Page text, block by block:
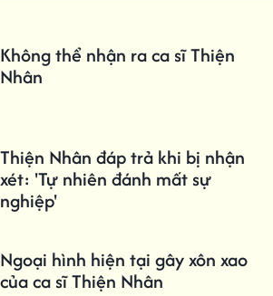
Không thể nhận ra ca sĩ Thiện
Nhân
Thiện Nhân đáp trả khi bị nhận
xét: 'Tự nhiên đánh mất sự
nghiệp'
Ngoại hình hiện tại gây xôn xao
của ca sĩ Thiện Nhân